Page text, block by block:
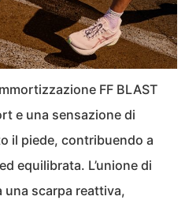
FF BLAST
e una sensazione di
il piede, contribuendo a
equilibrata. L’unione di
scarpa reattiva,